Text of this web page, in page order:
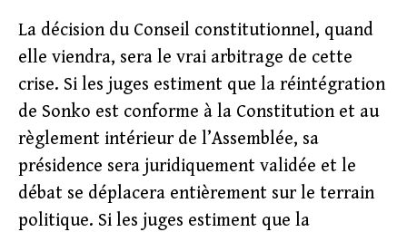
La décision du Conseil constitutionnel, quand
elle viendra, sera le vrai arbitrage de cette
crise. Si les juges estiment que la réintégration
de Sonko est conforme à la Constitution et au
règlement intérieur de l’Assemblée, sa
présidence sera juridiquement validée et le
débat se déplacera entièrement sur le terrain
politique. Si les juges estiment que la